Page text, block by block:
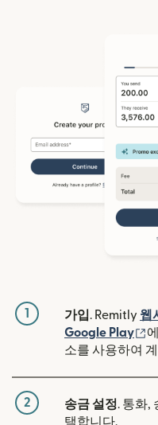
1 가입. Remitly 웹
Google Play
(
소를 사용하여
2 송금 설정. 통화,
택합니다.